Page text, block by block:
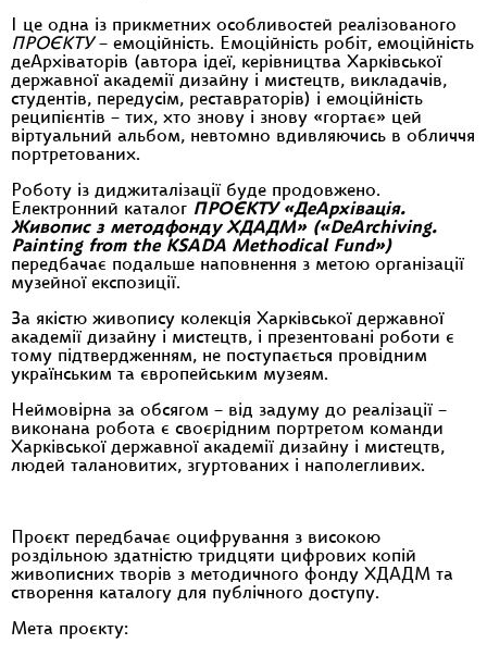
І це одна із прикметних особливостей реалізованого
ПРОЄКТУ– емоційність. Емоційність робіт, емоційність
деАрхіваторів (автора ідеї, керівництва Харківської
державної академії дизайну і мистецтв, викладачів,
студентів, передусім, реставраторів) і емоційність
реципієнтів – тих, хто знову і знову «гортає» цей
віртуальний альбом, невтомно вдивляючись в обличчя
портретованих.
Роботу із диджиталізації буде продовжено.
Електронний каталог ПРОЄКТУ«ДеАрхівація.
Живопис з методфонду ХДАДМ»(«DeArchiving.
Painting from the KSADA Methodical Fund»)
передбачає подальше наповнення з метою організації
музейної експозиції.
За якістю живопису колекція Харківської державної
академії дизайну і мистецтв, і презентовані роботи є
тому підтвердженням, не поступається провідним
українським та європейським музеям.
Неймовірна за обсягом – від задуму до реалізації –
виконана робота є своєрідним портретом команди
Харківської державної академії дизайну і мистецтв,
людей талановитих, згуртованих і наполегливих.
Проєкт передбачає оцифрування з високою
роздільною здатністю тридцяти цифрових копій
живописних творів з методичного фонду ХДАДМ та
створення каталогу для публічного доступу.
Мета проєкту: